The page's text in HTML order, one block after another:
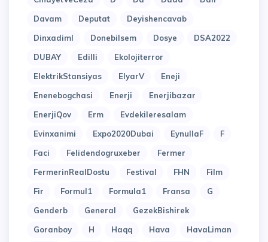
Davam
Deputat
Deyishencavab
Dinxadiml
Donebilsem Dosye
DSA2022
DUBAY
Edilli
Ekolojiterror
ElektrikStansiyas
ElyarV
Eneji
Enenebogchasi
Enerji
Enerjibazar
EnerjiQov
Erm
Evdekileresalam
Evinxanimi
Expo2020Dubai EynullaF
F
Faci
Felidendogruxeber
Fermer
FermerinRealDostu
Festival FHN
Film
Fir
Formul1 Formula1 Fransa
G
Genderb
General
GezekBishirek
Goranboy
H Haqq Hava
HavaLiman